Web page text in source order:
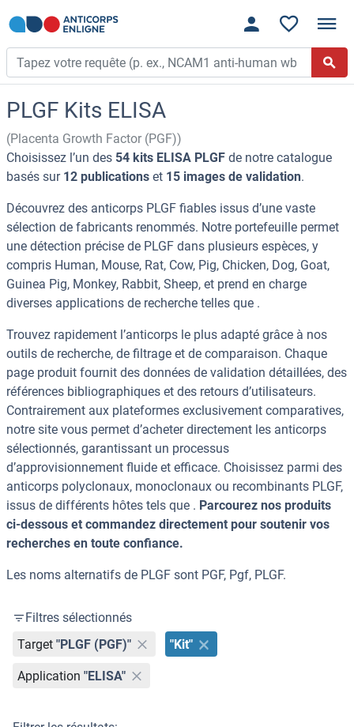
PLGF Kits ELISA
(Placenta Growth Factor (PGF))
Choisissez l’un des 54 kits ELISA PLGF de notre catalogue
basés sur 12 publications et 15 images de validation.
Découvrez des anticorps PLGF fiables issus d’une vaste
sélection de fabricants renommés. Notre portefeuille permet
une détection précise de PLGF dans plusieurs espèces, y
compris Human, Mouse, Rat, Cow, Pig, Chicken, Dog, Goat,
Guinea Pig, Monkey, Rabbit, Sheep, et prend en charge
diverses applications de recherche telles que .
Trouvez rapidement l’anticorps le plus adapté grâce à nos
outils de recherche, de filtrage et de comparaison. Chaque
page produit fournit des données de validation détaillées, des
références bibliographiques et des retours d’utilisateurs.
Contrairement aux plateformes exclusivement comparatives,
notre site vous permet d’acheter directement les anticorps
sélectionnés, garantissant un processus
d’approvisionnement fluide et efficace. Choisissez parmi des
anticorps polyclonaux, monoclonaux ou recombinants PLGF,
issus de différents hôtes tels que . Parcourez nos produits
ci-dessous et commandez directement pour soutenir vos
recherches en toute confiance.
Les noms alternatifs de PLGF sont PGF, Pgf, PLGF.
Filtres sélectionnés
Target "PLGF (PGF)" "Kit"
Application "ELISA"